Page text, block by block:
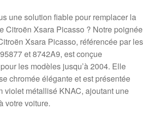
une solution fiable pour remplacer la
Citroën Xsara Picasso ? Notre poignée
Xsara Picasso, référencée par les
et 8742A9, est conçue
les modèles jusqu’à 2004. Elle
chromée élégante et est présentée
violet métallisé KNAC, ajoutant une
votre voiture.